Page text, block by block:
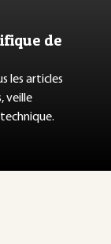
de
les articles
veille